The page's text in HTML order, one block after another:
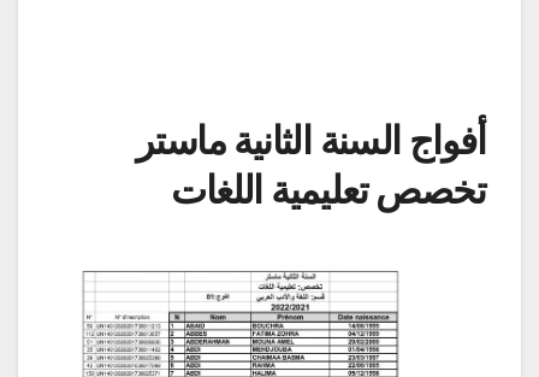
أفواج السنة الثانية ماستر
تخصص تعليمية اللغات